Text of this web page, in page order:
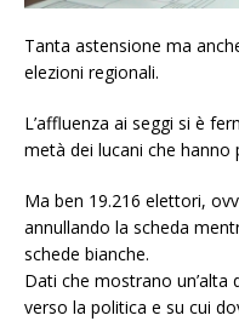
Tanta astensione ma
elezioni regionali.
L’affluenza ai seggi si è
metà dei lucani che
Ma ben 19.216 elettori,
annullando la scheda
schede bianche.
Dati che mostrano un’alta
verso la politica e su cui